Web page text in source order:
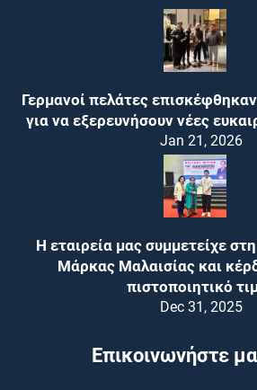
Γερμανοί πελάτες
για να εξερευνήσουν νέες
Jan 21, 2026
Η εταιρεία μας συμμετείχε
Μάρκας Μαλαισίας και
πιστοποιητικό
Dec 31, 2025
Επικοινωνήστε